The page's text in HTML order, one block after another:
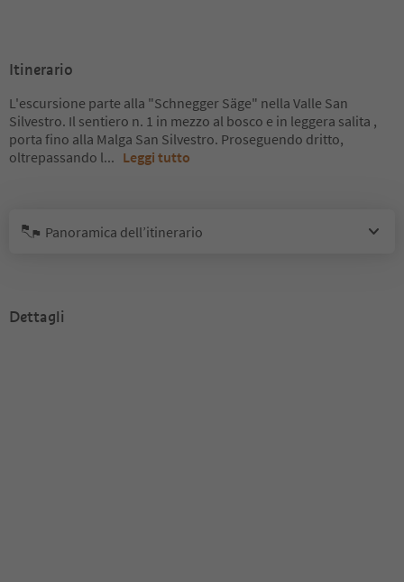
Itinerario
L'escursione parte alla "Schnegger Säge" nella Valle San
Silvestro. Il sentiero n. 1 in mezzo al bosco e in leggera salita ,
porta fino alla Malga San Silvestro. Proseguendo dritto,
oltrepassando l... Leggi tutto
Panoramica dell’itinerario
Dettagli